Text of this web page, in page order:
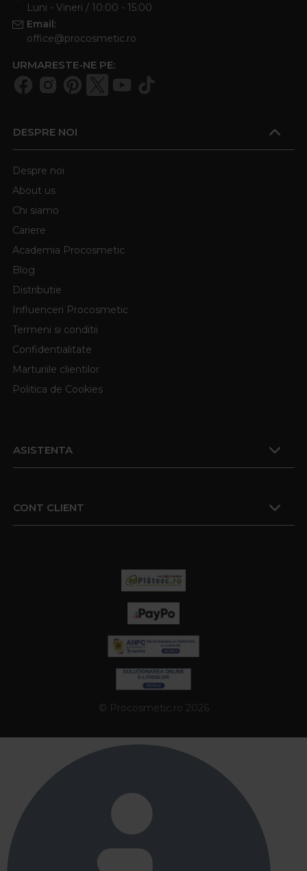
Luni - Vineri / 10:00 - 15:00
Email:
office@procosmetic.ro
URMARESTE-NE PE:
DESPRE NOI
Despre noi
About us
Chi siamo
Cariere
Academia Procosmetic
Blog
Distributie
Influenceri Procosmetic
Termeni si conditii
Confidentialitate
Marturiile clientilor
Politica de Cookies
ASISTENTA
CONT CLIENT
© Procosmetic.ro 2026